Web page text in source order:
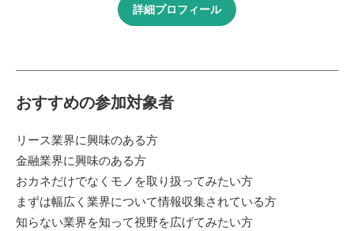
詳細プロフィール
おすすめの参加対象者
リース業界に興味のある方
金融業界に興味のある方
おカネだけでなくモノを取り扱ってみたい方
まずは幅広く業界について情報収集されている方
知らない業界を知って視野を広げてみたい方